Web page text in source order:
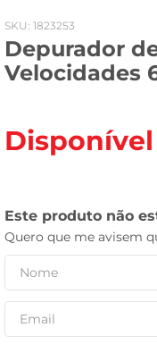
: 1823253
Depurador
Velocidades
fogao
café
cerveja
leite
celular